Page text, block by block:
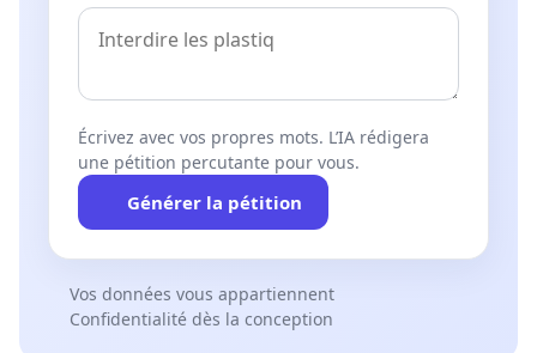
Écrivez avec vos propres mots. L’IA rédigera
une pétition percutante pour vous.
Générer la pétition
Vos données vous appartiennent
Confidentialité dès la conception